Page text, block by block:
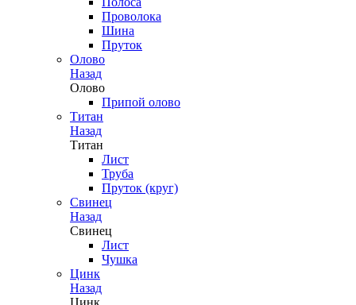
Проволока
Шина
Пруток
Олово
Назад
Олово
Припой олово
Титан
Назад
Титан
Лист
Труба
Пруток (круг)
Свинец
Назад
Свинец
Лист
Чушка
Цинк
Назад
Цинк